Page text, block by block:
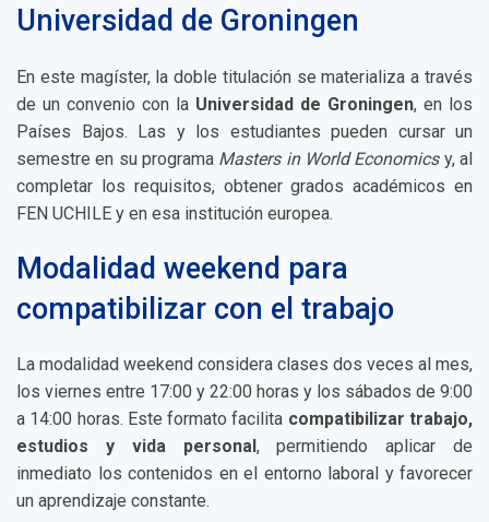
Universidad de Groningen
En este magíster, la doble titulación se materializa a través
de un convenio con la Universidad de Groningen, en los
Países Bajos. Las y los estudiantes pueden cursar un
semestre en su programa Masters in World Economicsy, al
completar los requisitos, obtener grados académicos en
FEN UCHILE y en esa institución europea.
Modalidad weekend para
compatibilizar con el trabajo
La modalidad weekend considera clases dos veces al mes,
los viernes entre 17:00 y 22:00 horas y los sábados de 9:00
a 14:00 horas. Este formato facilita compatibilizar trabajo,
estudios y vida personal , permitiendo aplicar de
inmediato los contenidos en el entorno laboral y favorecer
un aprendizaje constante.